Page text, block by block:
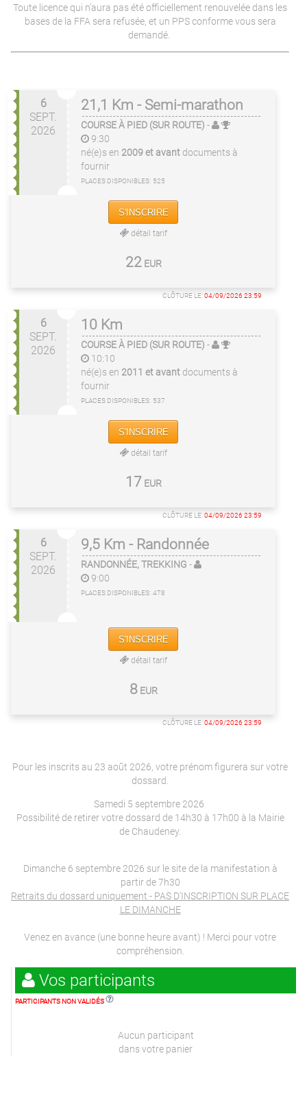
Toute licence qui n’aura pas été officiellement renouvelée dans les
bases de la FFA sera refusée, et un PPS conforme vous sera
demandé.
6
SEPT.
2026
21,1 Km - Semi-marathon
COURSE À PIED (SUR ROUTE) -
9:30
né(e)s en 2009 et avant documents à
fournir
PLACES DISPONIBLES: 525
S'INSCRIRE
détail tarif
22 EUR
CLÔTURE LE:04/09/2026 23:59
6
SEPT.
2026
10 Km
COURSE À PIED (SUR ROUTE) -
10:10
né(e)s en 2011 et avant documents à
fournir
PLACES DISPONIBLES: 537
S'INSCRIRE
détail tarif
17 EUR
CLÔTURE LE:04/09/2026 23:59
6
SEPT.
2026
9,5 Km - Randonnée
RANDONNÉE, TREKKING -
9:00
PLACES DISPONIBLES: 478
S'INSCRIRE
détail tarif
8 EUR
CLÔTURE LE:04/09/2026 23:59
Pour les inscrits au 23 août 2026, votre prénom figurera sur votre
dossard.
Samedi 5 septembre 2026
Possibilité de retirer votre dossard de 14h30 à 17h00 à la Mairie
de Chaudeney.
Dimanche 6 septembre 2026 sur le site de la manifestation à
partir de 7h30
Retraits du dossard uniquement - PAS D'INSCRIPTION SUR PLACE
LE DIMANCHE
Venez en avance (une bonne heure avant) ! Merci pour votre
compréhension.
Vos participants
PARTICIPANTS NON VALIDÉS
Aucun participant
dans votre panier